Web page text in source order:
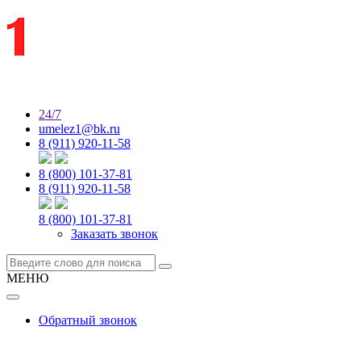
24/7
umelez1@bk.ru
8 (911) 920-11-58
8 (800) 101-37-81
8 (911) 920-11-58
8 (800) 101-37-81
Заказать звонок
МЕНЮ
Обратный звонок